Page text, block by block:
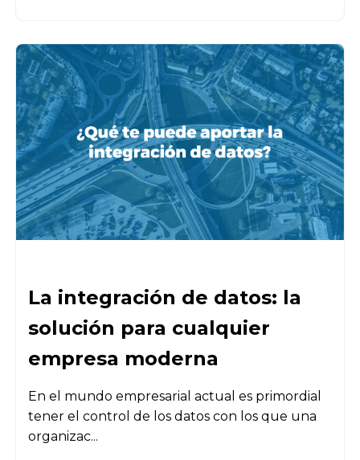
La integración de datos: la
solución para cualquier
empresa moderna
En el mundo empresarial actual es primordial
tener el control de los datos con los que una
organizac...